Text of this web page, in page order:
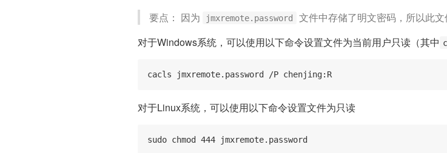
要点： 因为
jmxremote.password
文件中存储了明文密码，所以此
对于Windows系统，可以使用以下命令设置文件为当前用户只读（其中
对于Linux系统，可以使用以下命令设置文件为只读